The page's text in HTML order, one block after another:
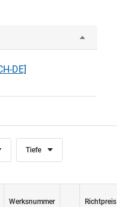
DE]
Tiefe
Werksnummer Richtpreis